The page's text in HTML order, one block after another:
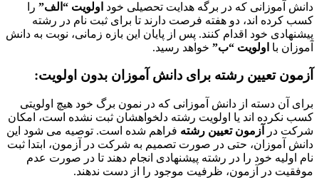
دانش آموزانی که در برگه هدایت تحصیلی خود اولویت “الف” را
کسب کرده اند، دو هفته فرصت دارند تا برای ثبت نام در رشته
پیشنهادی خود اقدام کنند. پس از پایان این بازه زمانی، نوبت به دانش
آموزان با اولویت “ب” خواهد رسید.
آزمون تعیین رشته برای دانش آموزان بدون اولویت:
برای آن دسته از دانش آموزانی که در نمون برگ خود هیچ اولویتی
کسب نکرده اند یا اولویت رشته دلخواهشان ثبت نشده است، امکان
شرکت در
آزمون تعیین رشته فراهم شده است. توصیه می شود این
دانش آموزان، حتی در صورت تصمیم به شرکت در آزمون، ابتدا ثبت
نام اولیه خود را در رشته پیشنهادی انجام دهند تا در صورت عدم
موفقیت در آزمون، ظرفیت موجود را از دست ندهند.